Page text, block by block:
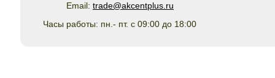
Email: trade@akcentplus.ru
Часы работы: пн.- пт. с 09:00 до 18:00